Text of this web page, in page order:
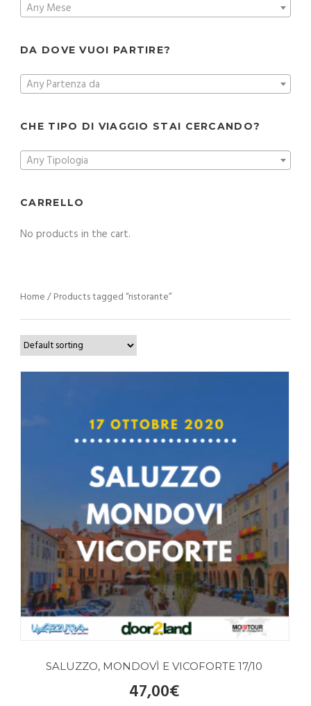
Any Mese
DA DOVE VUOI PARTIRE?
Any Partenza da
CHE TIPO DI VIAGGIO STAI CERCANDO?
Any Tipologia
CARRELLO
No products in the cart.
Home/ Products tagged “ristorante”
SALUZZO, MONDOVÌ E VICOFORTE 17/10
47,00€